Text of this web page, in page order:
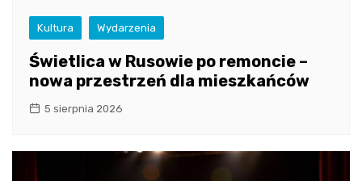
Kultura Wydarzenia
Świetlica w Rusowie po remoncie –
nowa przestrzeń dla mieszkańców
5 sierpnia 2026